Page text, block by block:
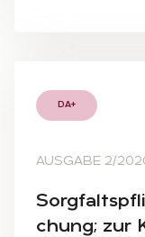
DA+
AUSGABE 2/
chung; zur